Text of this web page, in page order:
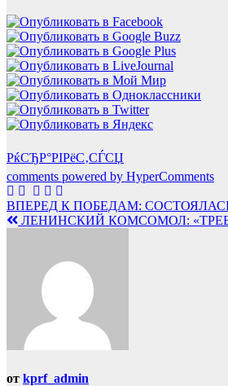
РќСЂР°РІРёС‚СЃСЏ
comments powered by HyperComments
Навигация
по
ВПЕРЕД К ПОБЕДАМ:
ЛЕНИНСКИЙ КОМСОМОЛ:
от kprf_admin